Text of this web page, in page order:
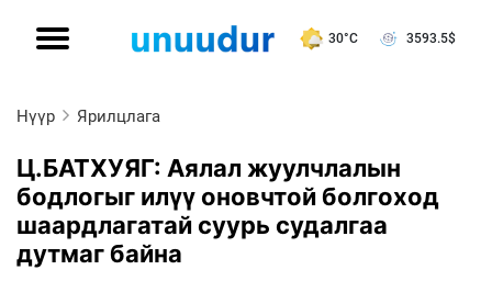
30°C 3593.5$
Нүүр Ярилцлага
Ц.БАТХУЯГ: Аялал жуулчлалын
бодлогыг илүү оновчтой болгоход
шаардлагатай суурь судалгаа
дутмаг байна